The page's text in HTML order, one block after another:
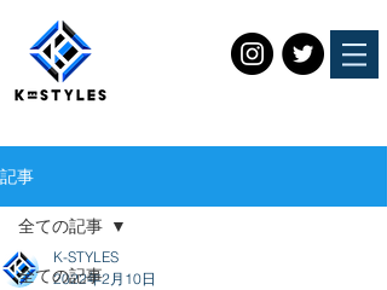
記事
全ての記事
全ての記事
K-STYLES
2022年2月10日